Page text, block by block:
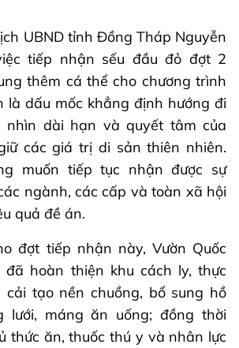
UBND tỉnh Đồng Tháp Nguyễn
tiếp nhận sếu đầu đỏ đợt 2
thêm cá thể cho chương trình
là dấu mốc khẳng định hướng đi
nhìn dài hạn và quyết tâm của
các giá trị di sản thiên nhiên.
muốn tiếp tục nhận được sự
ngành, các cấp và toàn xã hội
quả đề án.
đợt tiếp nhận này, Vườn Quốc
đã hoàn thiện khu cách ly, thực
cải tạo nền chuồng, bổ sung hồ
lưới, máng ăn uống; đồng thời
thức ăn, thuốc thú y và nhân lực